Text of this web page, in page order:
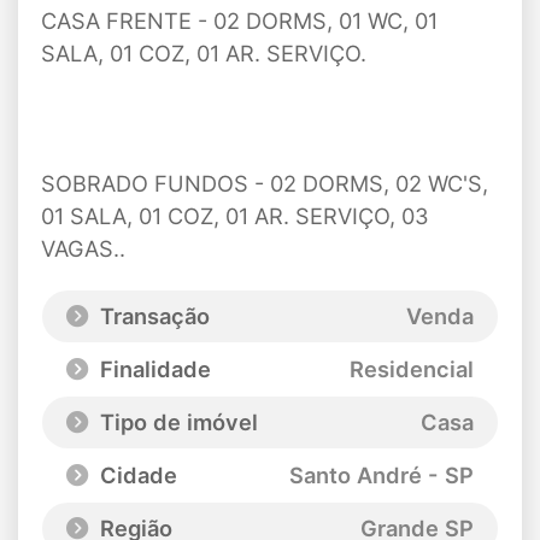
CASA FRENTE - 02 DORMS, 01 WC, 01
SALA, 01 COZ, 01 AR. SERVIÇO.
SOBRADO FUNDOS - 02 DORMS, 02 WC'S,
01 SALA, 01 COZ, 01 AR. SERVIÇO, 03
VAGAS..
Transação
Venda
Finalidade
Residencial
Tipo de imóvel
Casa
Cidade
Santo André - SP
Região
Grande SP